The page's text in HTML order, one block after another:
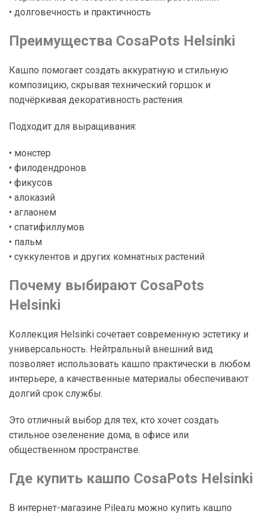
• долговечность и практичность
Преимущества CosaPots Helsinki
Кашпо помогает создать аккуратную и стильную
композицию, скрывая технический горшок и
подчёркивая декоративность растения.
Подходит для выращивания:
• монстер
• филодендронов
• фикусов
• алоказий
• аглаонем
• спатифиллумов
• пальм
• суккулентов и других комнатных растений
Почему выбирают CosaPots
Helsinki
Коллекция Helsinki сочетает современную эстетику и
универсальность. Нейтральный внешний вид
позволяет использовать кашпо практически в любом
интерьере, а качественные материалы обеспечивают
долгий срок службы.
Это отличный выбор для тех, кто хочет создать
стильное озеленение дома, в офисе или
общественном пространстве.
Где купить кашпо CosaPots Helsinki
В интернет-магазине Pilea.ru можно купить кашпо